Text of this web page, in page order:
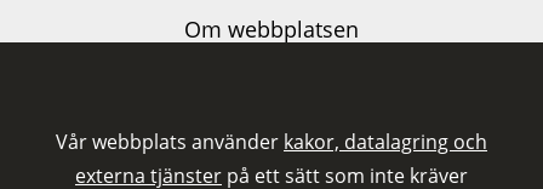
Vår webbplats använder kakor, datalagring och
externa tjänster på ett sätt som inte kräver
Om webbplatsen
Tillgänglighetsutlåtande